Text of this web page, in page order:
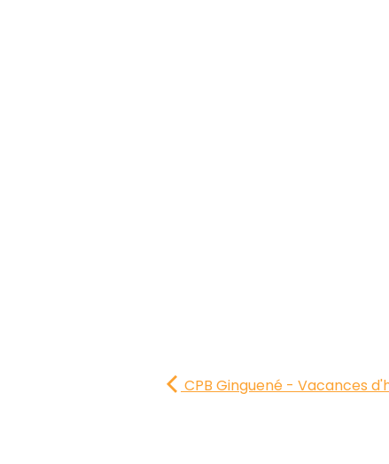
CPB Ginguené - Vacances